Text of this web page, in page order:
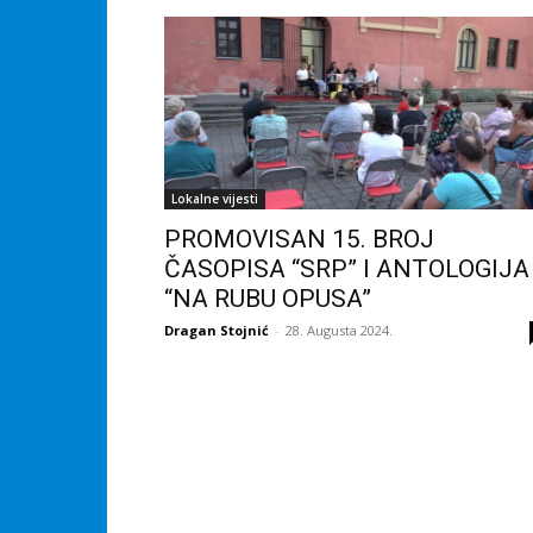
Lokalne vijesti
PROMOVISAN 15. BROJ
ČASOPISA “SRP” I ANTOLOGIJA
“NA RUBU OPUSA”
Dragan Stojnić - 28. Augusta 2024.